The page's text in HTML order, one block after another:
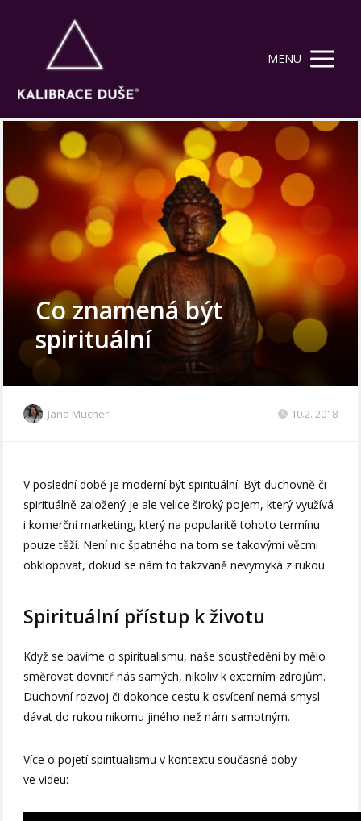
MENU
Co znamená být
spirituální
Jana Mucherl 10.2. 2018
V poslední době je moderní být spirituální. Být duchovně či
spirituálně založený je ale velice široký pojem, který využívá
i komerční marketing, který na popularitě tohoto termínu
pouze těží. Není nic špatného na tom se takovými věcmi
obklopovat, dokud se nám to takzvaně nevymyká z rukou.
Spirituální přístup k životu
Když se bavíme o spiritualismu, naše soustředění by mělo
směrovat dovnitř nás samých, nikoliv k externím zdrojům.
Duchovní rozvoj či dokonce cestu k osvícení nemá smysl
dávat do rukou nikomu jiného než nám samotným.
Více o pojetí spiritualismu v kontextu současné doby
ve videu: